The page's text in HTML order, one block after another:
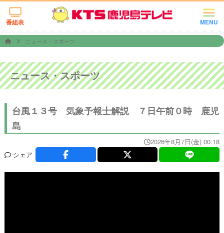
MENU
番組表
ニュース・スポーツ
ニュース・スポーツ
台風１３号 気象予報士解説 ７日午前０時 鹿児
島
2026年8月7日(金) 00:18
シェア